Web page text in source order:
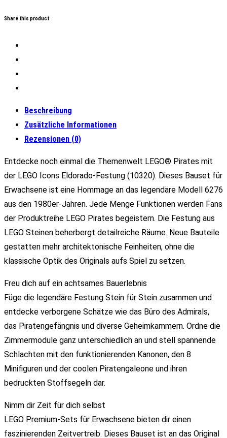
Share this product
Beschreibung
Zusätzliche Informationen
Rezensionen (0)
Entdecke noch einmal die Themenwelt LEGO® Pirates mit
der LEGO Icons Eldorado-Festung (10320). Dieses Bauset für
Erwachsene ist eine Hommage an das legendäre Modell 6276
aus den 1980er-Jahren. Jede Menge Funktionen werden Fans
der Produktreihe LEGO Pirates begeistern. Die Festung aus
LEGO Steinen beherbergt detailreiche Räume. Neue Bauteile
gestatten mehr architektonische Feinheiten, ohne die
klassische Optik des Originals aufs Spiel zu setzen.
Freu dich auf ein achtsames Bauerlebnis
Füge die legendäre Festung Stein für Stein zusammen und
entdecke verborgene Schätze wie das Büro des Admirals,
das Piratengefängnis und diverse Geheimkammern. Ordne die
Zimmermodule ganz unterschiedlich an und stell spannende
Schlachten mit den funktionierenden Kanonen, den 8
Minifiguren und der coolen Piratengaleone und ihren
bedruckten Stoffsegeln dar.
Nimm dir Zeit für dich selbst
LEGO Premium-Sets für Erwachsene bieten dir einen
faszinierenden Zeitvertreib. Dieses Bauset ist an das Original